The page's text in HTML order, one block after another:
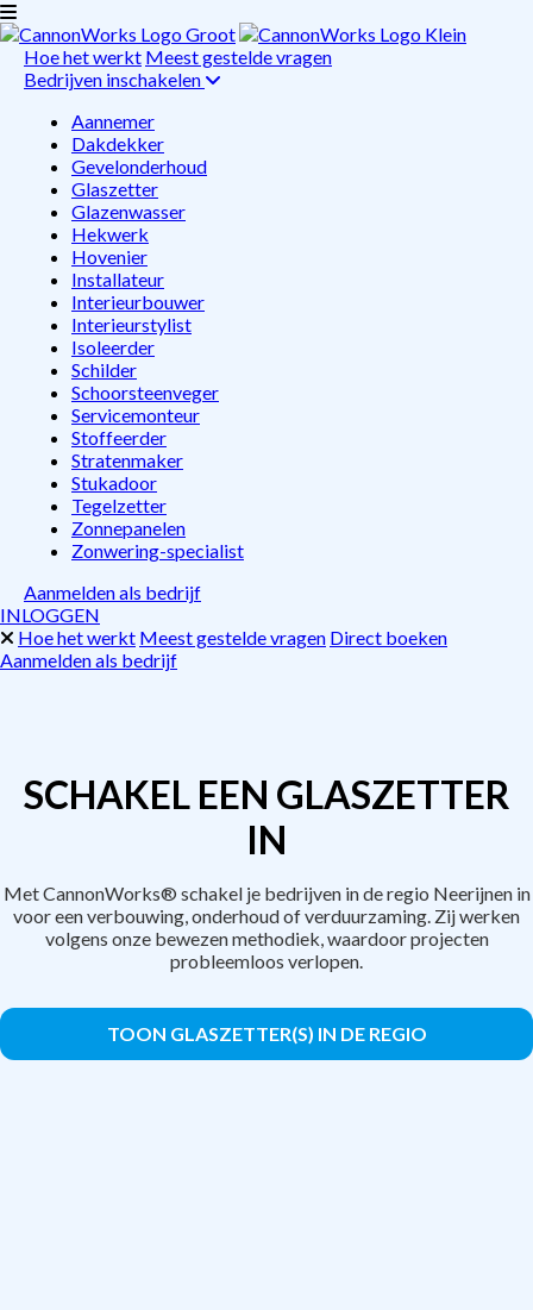
Hoe het werkt Meest gestelde vragen
Bedrijven inschakelen
Aannemer
Dakdekker
Gevelonderhoud
Glaszetter
Glazenwasser
Hekwerk
Hovenier
Installateur
Interieurbouwer
Interieurstylist
Isoleerder
Schilder
Schoorsteenveger
Servicemonteur
Stoffeerder
Stratenmaker
Stukadoor
Tegelzetter
Zonnepanelen
Zonwering-specialist
Aanmelden als bedrijf
INLOGGEN
Hoe het werkt Meest gestelde vragen Direct boeken
Aanmelden als bedrijf
SCHAKEL EEN GLASZETTER
IN
Met CannonWorks® schakel je bedrijven in de regio Neerijnen in
voor een verbouwing, onderhoud of verduurzaming. Zij werken
volgens onze bewezen methodiek, waardoor projecten
probleemloos verlopen.
TOON GLASZETTER(S) IN DE REGIO